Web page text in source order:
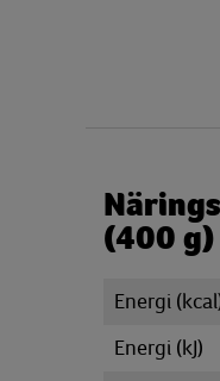
(400 g)
Energi
Energi (kJ)